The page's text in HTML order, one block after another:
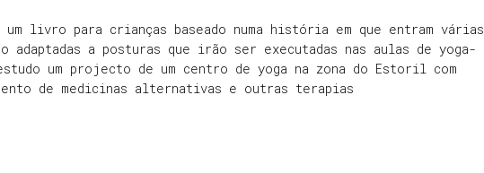
um livro para crianças baseado numa história em que entram várias
adaptadas a posturas que irão ser executadas nas aulas de yoga-
um projecto de um centro de yoga na zona do Estoril com
de medicinas alternativas e outras terapias